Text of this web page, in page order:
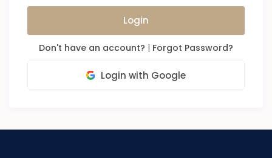
Login
Don't have an account? | Forgot Password?
Login with Google